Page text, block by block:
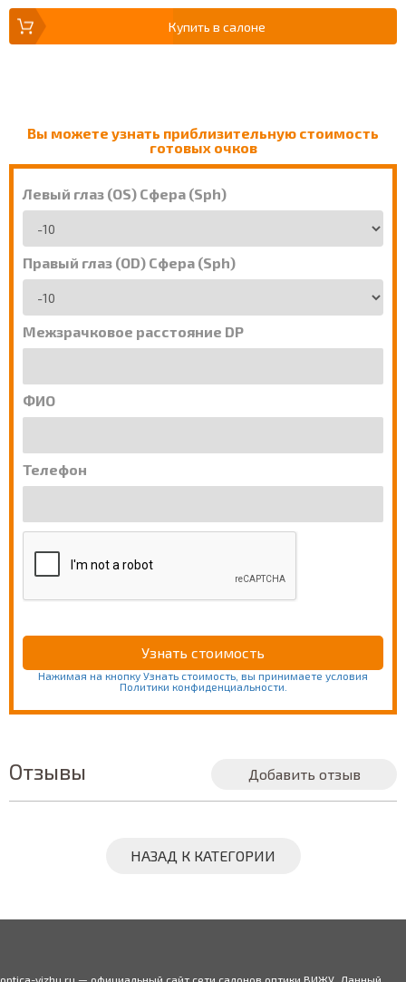
Купить в салоне
Вы можете узнать приблизительную стоимость
готовых очков
Левый глаз (OS) Сфера (Sph)
Правый глаз (OD) Сфера (Sph)
Межзрачковое расстояние DP
ФИО
Телефон
Нажимая на кнопку Узнать стоимость, вы принимаете условия
Политики конфиденциальности.
Отзывы Добавить отзыв
НАЗАД К КАТЕГОРИИ